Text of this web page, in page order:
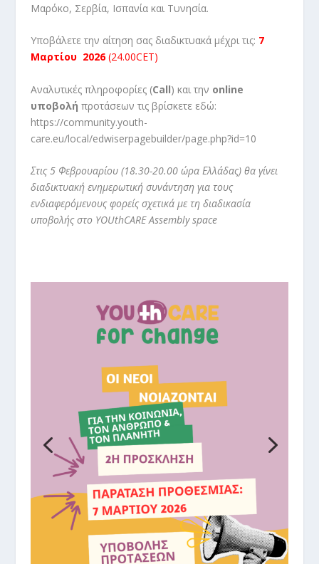
Μαρόκο, Σερβία, Ισπανία και Τυνησία.
Υποβάλετε την αίτηση σας διαδικτυακά μέχρι τις: 7
Μαρτίου 2026(24.00CET)
Αναλυτικές πληροφορίες (Call) και την online
υποβολή προτάσεων τις βρίσκετε εδώ:
https://community.youth-
care.eu/local/edwiserpagebuilder/page.php?id=10
Στις 5 Φεβρουαρίου (18.30-20.00 ώρα Ελλάδας) θα γίνει
διαδικτυακή ενημερωτική συνάντηση για τους
ενδιαφερόμενους φορείς σχετικά με τη διαδικασία
υποβολής στο YOUthCARE Assembly space